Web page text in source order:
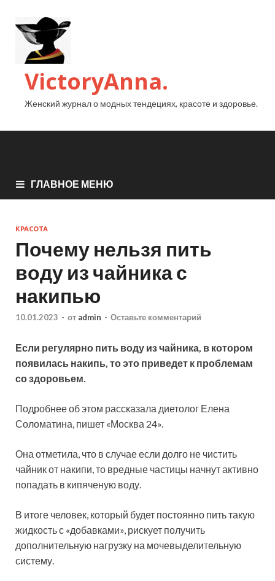
VictoryAnna.
Женский журнал о модных тендециях, красоте и здоровье.
ГЛАВНОЕ МЕНЮ
КРАСОТА
Почему нельзя пить
воду из чайника с
накипью
10.01.2023 - от admin - Оставьте комментарий
Если регулярно пить воду из чайника, в котором
появилась накипь, то это приведет к проблемам
со здоровьем.
Подробнее об этом рассказала диетолог Елена
Соломатина, пишет «Москва 24».
Она отметила, что в случае если долго не чистить
чайник от накипи, то вредные частицы начнут активно
попадать в кипяченую воду.
В итоге человек, который будет постоянно пить такую
жидкость с «добавками», рискует получить
дополнительную нагрузку на мочевыделительную
систему.